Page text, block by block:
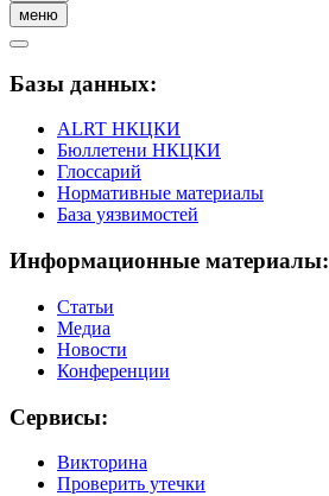
меню
Базы данных:
ALRT НКЦКИ
Бюллетени НКЦКИ
Глоссарий
Нормативные материалы
База уязвимостей
Информационные материалы:
Статьи
Медиа
Новости
Конференции
Сервисы:
Викторина
Проверить утечки